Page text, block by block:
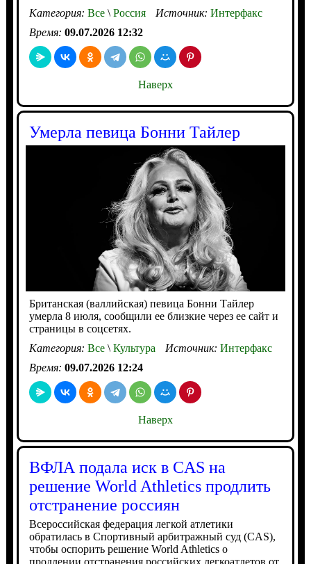
Категория: Все\Россия Источник: Интерфакс
Время: 09.07.2026 12:32
Наверх
Умерла певица Бонни Тайлер
Британская (валлийская) певица Бонни Тайлер
умерла 8 июля, сообщили ее близкие через ее сайт и
страницы в соцсетях.
Категория: Все\Культура Источник: Интерфакс
Время: 09.07.2026 12:24
Наверх
ВФЛА подала иск в CAS на
решение World Athletics продлить
отстранение россиян
Всероссийская федерация легкой атлетики
обратилась в Спортивный арбитражный суд (CAS),
чтобы оспорить решение World Athletics о